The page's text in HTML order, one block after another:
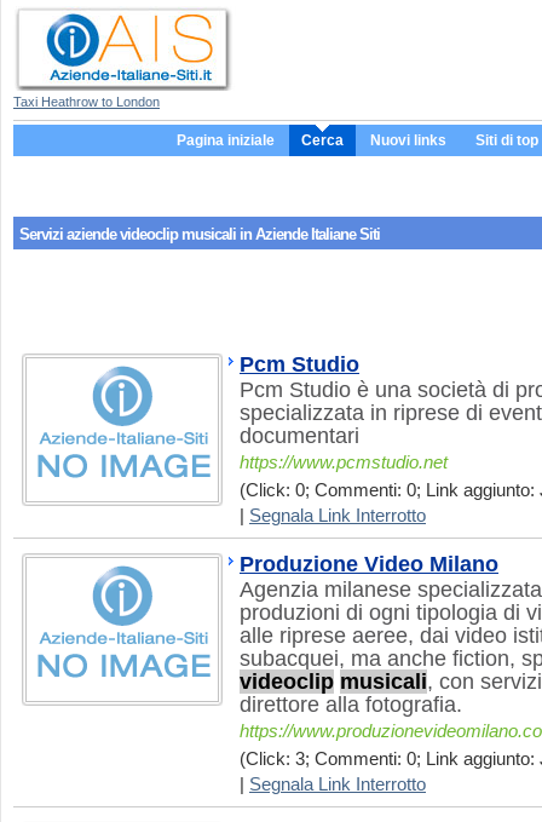
Taxi Heathrow to London
Pagina iniziale Cerca Nuovi links Siti di top
Servizi aziendevideoclip musicali in Aziende Italiane Siti
Pcm Studio
Pcm Studio è una società di
specializzata in riprese di
documentari
https://www.pcmstudio.net
(Click: 0; Commenti: 0; Link aggiunto:
Segnala Link Interrotto
Produzione Video Milano
Agenzia milanese
produzioni di ogni tipologia di
alle riprese aeree, dai video
subacquei, ma anche fiction,
videoclip musicali, con
direttore alla fotografia.
https://
(Click: 3; Commenti: 0; Link aggiunto:
Segnala Link Interrotto